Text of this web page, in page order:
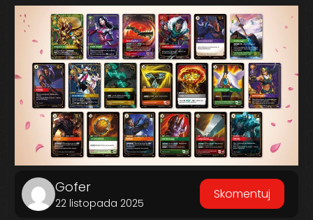
Gofer
22 listopada 2025
Skomentuj